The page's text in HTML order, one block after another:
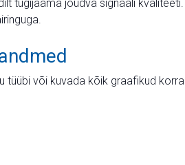
tugijaama jõudva signaali
tüübi või kuvada kõik graafikud